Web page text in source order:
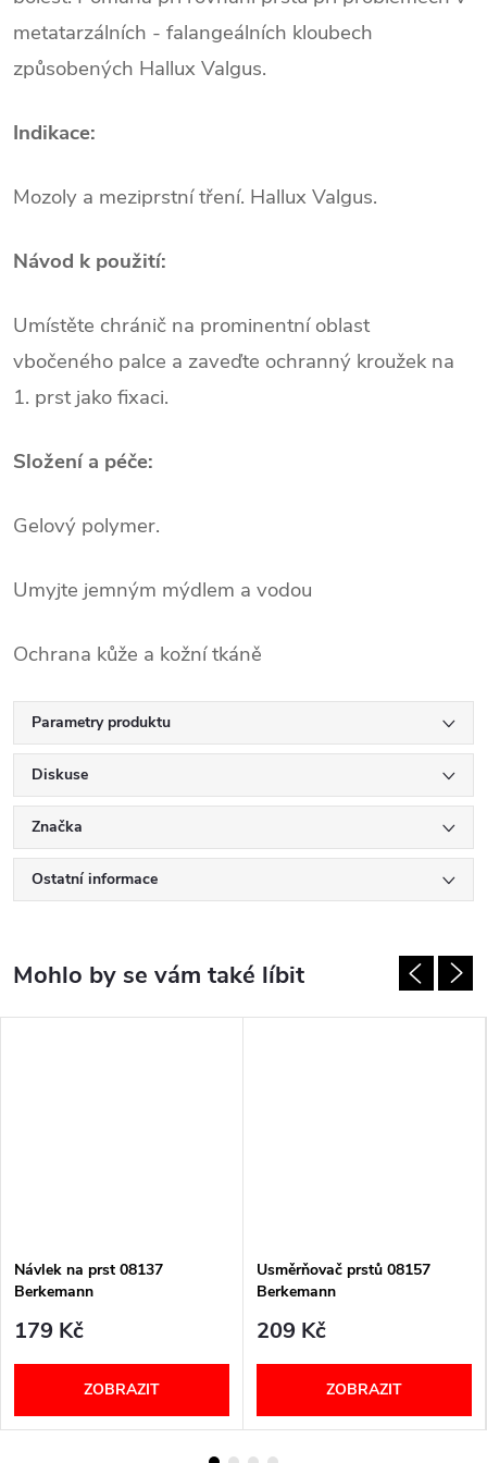
metatarzálních - falangeálních kloubech
způsobených Hallux Valgus.
Indikace:
Mozoly a meziprstní tření. Hallux Valgus.
Návod k použití:
Umístěte chránič na prominentní oblast
vbočeného palce a zaveďte ochranný kroužek na
1. prst jako fixaci.
Složení a péče:
Gelový polymer.
Umyjte jemným mýdlem a vodou
Ochrana kůže a kožní tkáně
Parametry produktu
Diskuse
Značka
Ostatní informace
Návlek na prst 08137
Berkemann
179 Kč
ZOBRAZIT
Usměrňovač prstů 08157
Berkemann
209 Kč
ZOBRAZIT